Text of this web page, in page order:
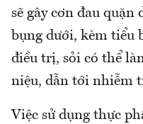
sẽ gây cơn đau
bụng dưới, kèm tiểu
điều trị, sỏi có thể
niệu, dẫn tới nhiễm
Việc sử dụng thực